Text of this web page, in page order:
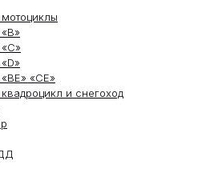
«С»
«ВЕ» «СЕ»
и снегоход